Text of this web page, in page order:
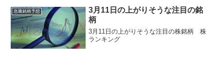
し、ＴＯＰＩＸも３日ぶりに上昇しまし
た。前日までの大幅下落に...
急騰銘柄予想
3月11日の上がりそうな注目の銘
柄
3月11日の上がりそうな注目の株銘柄 株
ランキング